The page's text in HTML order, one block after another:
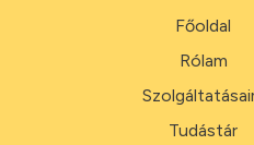
Főoldal
Rólam
Tudástár